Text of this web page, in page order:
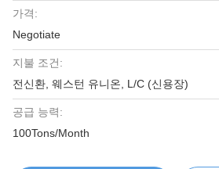
가격:
Negotiate
지불 조건:
전신환, 웨스턴 유니온, L/C (신용장)
공급 능력:
100Tons/Month